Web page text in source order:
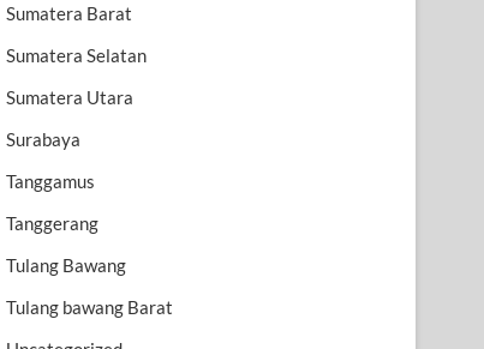
Sumatera Barat
Sumatera Selatan
Sumatera Utara
Surabaya
Tanggamus
Tanggerang
Tulang Bawang
Tulang bawang Barat